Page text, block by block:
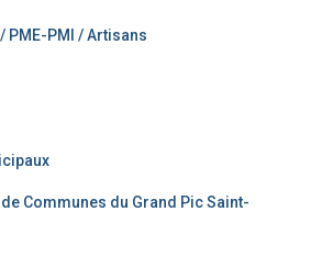
PME-PMI / Artisans
Communes du Grand Pic Saint-